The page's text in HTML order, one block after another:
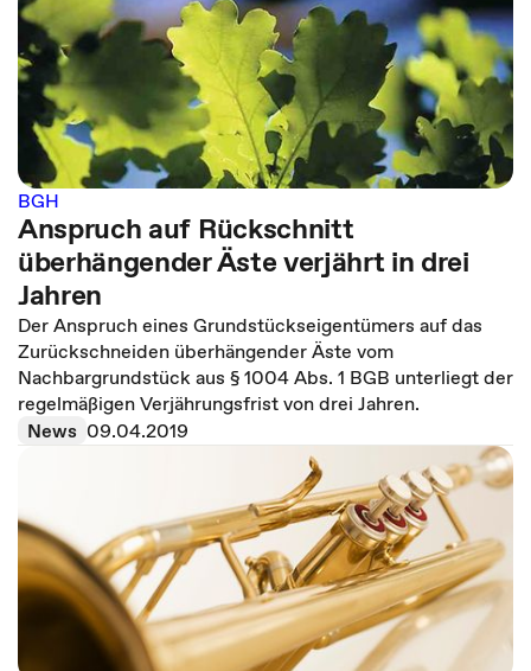
BGH
Anspruch auf Rückschnitt
überhängender Äste verjährt in drei
Jahren
Der Anspruch eines Grundstückseigentümers auf das
Zurückschneiden überhängender Äste vom
Nachbargrundstück aus § 1004 Abs. 1 BGB unterliegt der
regelmäßigen Verjährungsfrist von drei Jahren.
News 09.04.2019